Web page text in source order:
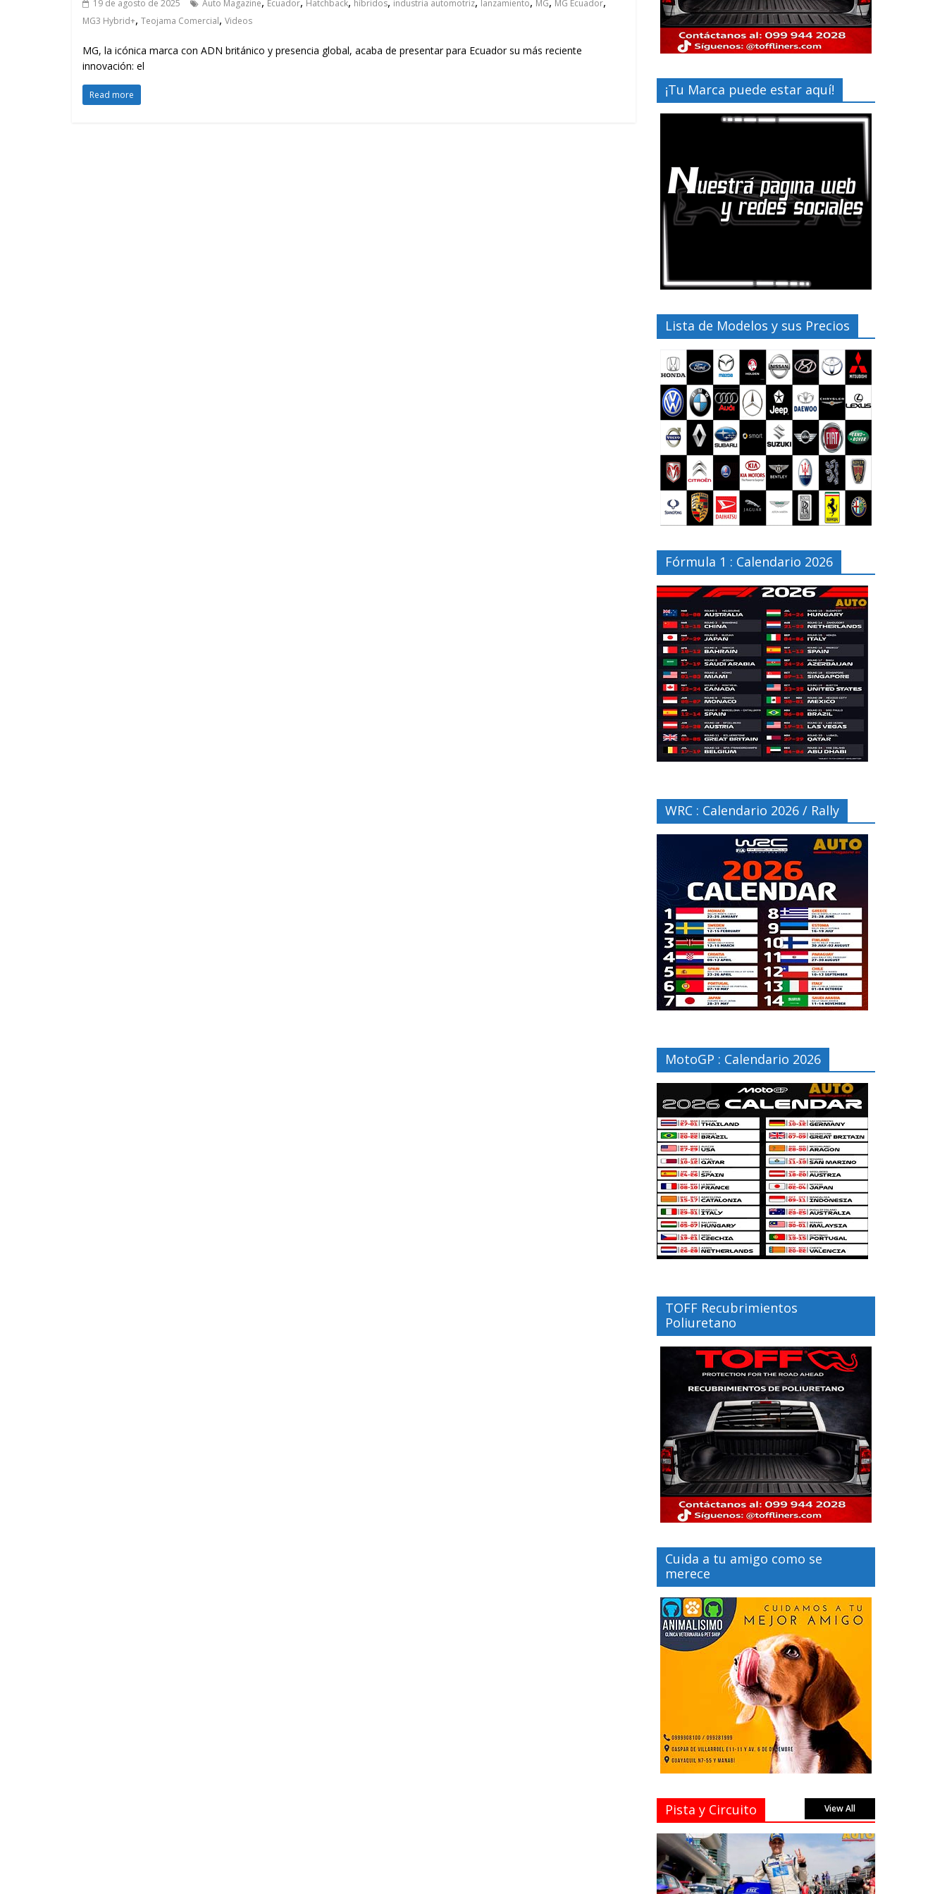
19 de agosto de 2025 Auto Magazine Ecuador Hatchback híbridos industria automotriz lanzamiento MG MG Ecuador
MG3 Hybrid+, Teojama Comercial, Videos
MG, la icónica marca con ADN británico y presencia global, acaba de presentar para Ecuador su más reciente
innovación: el
Read more ¡Tu Marca puede estar aquí!
Lista de Modelos y sus Precios
Fórmula 1 : Calendario 2026
WRC : Calendario 2026 / Rally
MotoGP : Calendario 2026
TOFF Recubrimientos
Poliuretano
Cuida a tu amigo como se
merece
Pista y Circuito View All